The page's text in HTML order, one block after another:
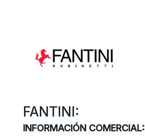
FANTINI:
INFORMACIÓN COMERCIAL: